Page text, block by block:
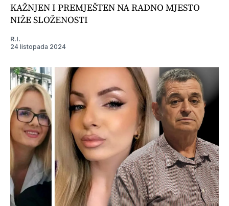
KAŽNJEN I PREMJEŠTEN NA RADNO MJESTO
NIŽE SLOŽENOSTI
R.I.
24 listopada 2024